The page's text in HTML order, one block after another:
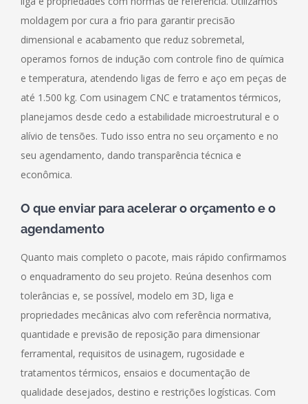
moldagem por cura a frio para garantir precisão
dimensional e acabamento que reduz sobremetal,
operamos fornos de indução com controle fino de química
e temperatura, atendendo ligas de ferro e aço em peças de
até 1.500 kg. Com usinagem CNC e tratamentos térmicos,
planejamos desde cedo a estabilidade microestrutural e o
alívio de tensões. Tudo isso entra no seu orçamento e no
seu agendamento, dando transparência técnica e
econômica.
O que enviar para acelerar o orçamento e o
agendamento
Quanto mais completo o pacote, mais rápido confirmamos
o enquadramento do seu projeto. Reúna desenhos com
tolerâncias e, se possível, modelo em 3D, liga e
propriedades mecânicas alvo com referência normativa,
quantidade e previsão de reposição para dimensionar
ferramental, requisitos de usinagem, rugosidade e
tratamentos térmicos, ensaios e documentação de
qualidade desejados, destino e restrições logísticas. Com